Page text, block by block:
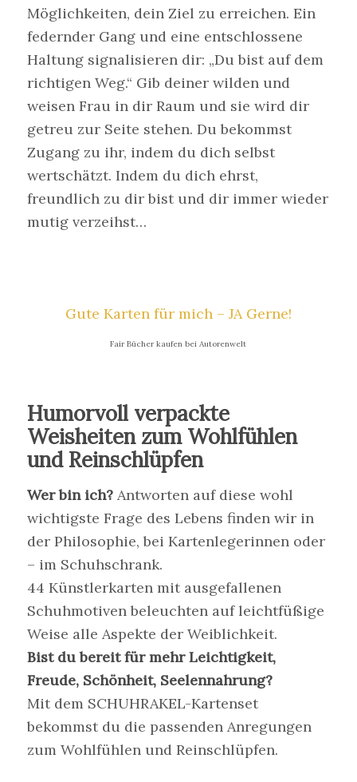
Möglichkeiten, dein Ziel zu erreichen. Ein
federnder Gang und eine entschlossene
Haltung signalisieren dir: „Du bist auf dem
richtigen Weg.“ Gib deiner wilden und
weisen Frau in dir Raum und sie wird dir
getreu zur Seite stehen. Du bekommst
Zugang zu ihr, indem du dich selbst
wertschätzt. Indem du dich ehrst,
freundlich zu dir bist und dir immer wieder
mutig verzeihst…
Gute Karten für mich – JA Gerne!
Fair Bücher kaufen bei Autorenwelt
Humorvoll verpackte
Weisheiten zum Wohlfühlen
und Reinschlüpfen
Wer bin ich?Antworten auf diese wohl
wichtigste Frage des Lebens finden wir in
der Philosophie, bei Kartenlegerinnen oder
– im Schuhschrank.
44 Künstlerkarten mit ausgefallenen
Schuhmotiven beleuchten auf leichtfüßige
Weise alle Aspekte der Weiblichkeit.
Bist du bereit für mehr Leichtigkeit,
Freude, Schönheit, Seelennahrung?
Mit dem SCHUHRAKEL-Kartenset
bekommst du die passenden Anregungen
zum Wohlfühlen und Reinschlüpfen.